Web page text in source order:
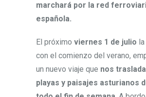
marchará por la red
española.
El próximo viernes 1 de julio
con el comienzo del verano,
un nuevo viaje que nos
playas y paisajes asturianos